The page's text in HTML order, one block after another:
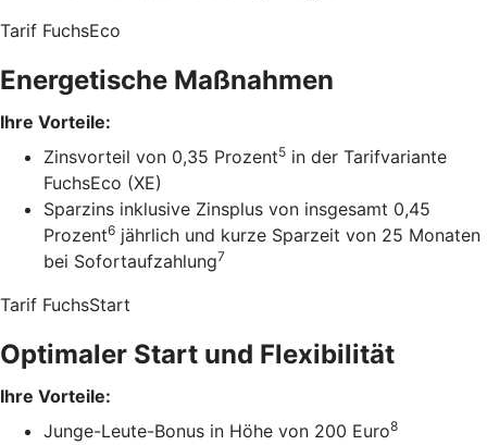
Tarif FuchsEco
Energetische Maßnahmen
Ihre Vorteile:
Zinsvorteil von 0,35 Prozent5 in der Tarifvariante
FuchsEco (XE)
Sparzins inklusive Zinsplus von insgesamt 0,45
Prozent6 jährlich und kurze Sparzeit von 25 Monaten
bei Sofortaufzahlung7
Tarif FuchsStart
Optimaler Start und Flexibilität
Ihre Vorteile:
Junge-Leute-Bonus in Höhe von 200 Euro8